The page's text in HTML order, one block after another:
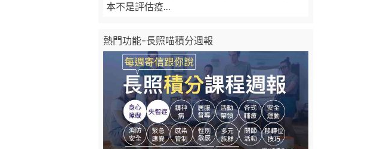
本不是評估疫...
熱門功能-長照喵積分週報